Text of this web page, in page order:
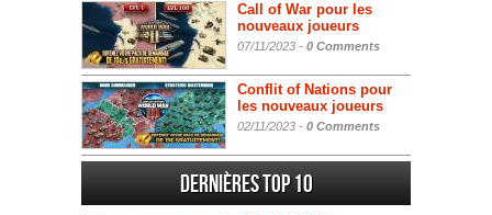
Call of War pour les
nouveaux joueurs
07/11/2023 - 0 Comments
Conflit of Nations pour
les nouveaux joueurs
02/11/2023 - 0 Comments
Dernières Top 10